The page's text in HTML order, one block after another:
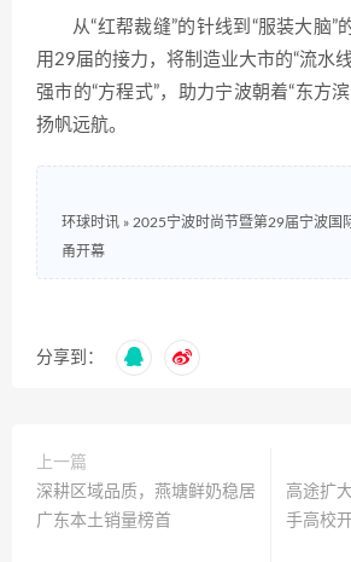
从“红帮裁缝”的针线到“服装大脑”
用29届的接力，将制造业大市的“流水
强市的“方程式”，助力宁波朝着“东方
扬帆远航。
环球时讯 » 2025宁波时尚节暨第29届宁波国
甬开幕
分享到：
上一篇
深耕区域品质，燕塘鲜奶稳居
广东本土销量榜首
高途扩
手高校